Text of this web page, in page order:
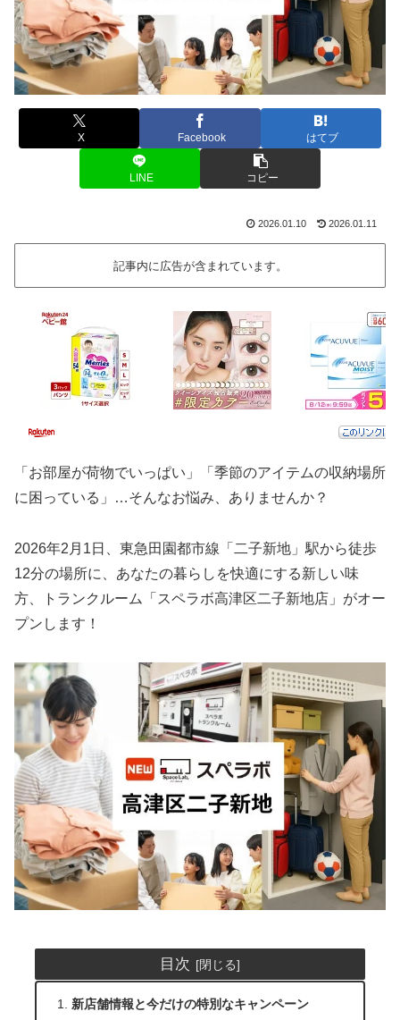
X Facebook はてブ
LINE コピー
2026.01.10 2026.01.11
記事内に広告が含まれています。
「お部屋が荷物でいっぱい」「季節のアイテムの収納場所
に困っている」…そんなお悩み、ありませんか？
2026年2月1日、東急田園都市線「二子新地」駅から徒歩
12分の場所に、あなたの暮らしを快適にする新しい味
方、トランクルーム「スペラボ高津区二子新地店」がオー
プンします！
目次
新店舗情報と今だけの特別なキャンペーン